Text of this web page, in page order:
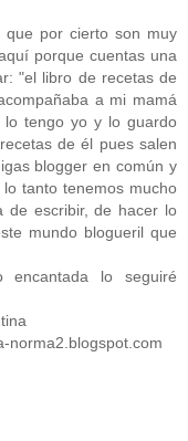
que por cierto son muy
porque cuentas una
"el libro de recetas de
a mi mamá
tengo yo y lo guardo
de él pues salen
blogger en común y
tanto tenemos mucho
de escribir, de hacer lo
mundo blogueril que
lo seguiré
norma2.blogspot.com